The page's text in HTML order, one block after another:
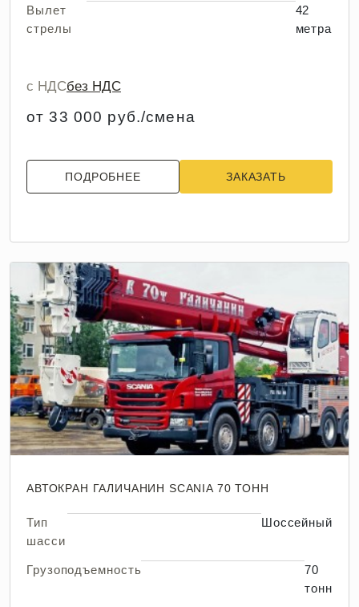
Вылет
стрелы
42
метра
с НДСбез НДС
от 33 000 руб./смена
ПОДРОБНЕЕ ЗАКАЗАТЬ
АВТОКРАН ГАЛИЧАНИН SCANIA 70 ТОНН
Тип
шасси
Шоссейный
Грузоподъемность
70
тонн